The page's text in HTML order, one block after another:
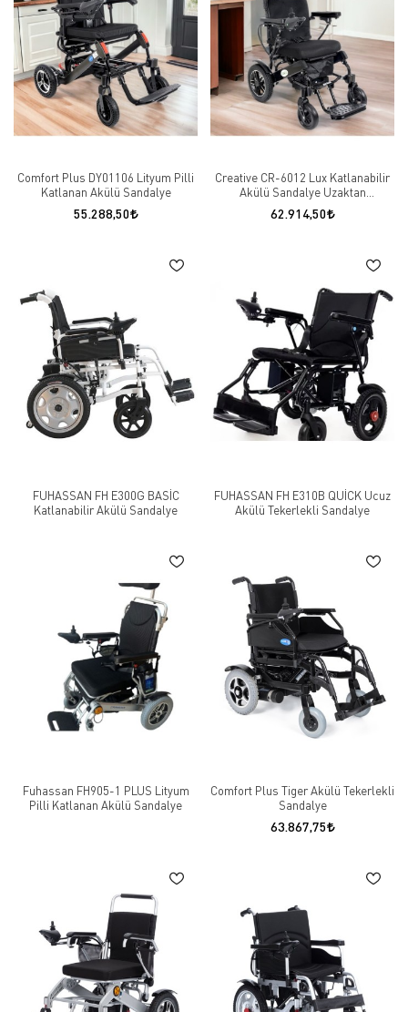
Comfort Plus DY01106 Lityum Pilli
Katlanan Akülü Sandalye
55.288,50
Creative CR-6012 Lux Katlanabilir
Akülü Sandalye Uzaktan
Kumandalı
62.914,50
FUHASSAN FH E300G BASİC
Katlanabilir Akülü Sandalye
FUHASSAN FH E310B QUİCK Ucuz
Akülü Tekerlekli Sandalye
Fuhassan FH905-1 PLUS Lityum
Pilli Katlanan Akülü Sandalye
Comfort Plus Tiger Akülü Tekerlekli
Sandalye
63.867,75